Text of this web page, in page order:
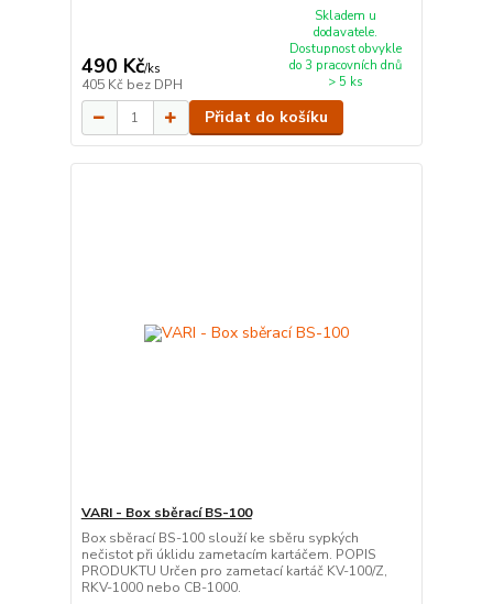
490 Kč/ks
405 Kč bez DPH
Skladem u
dodavatele.
Dostupnost obvykle
do 3 pracovních dnů
> 5 ks
Přidat do košíku
VARI - Box sběrací BS-100
Box sběrací BS-100 slouží ke sběru sypkých
nečistot při úklidu zametacím kartáčem. POPIS
PRODUKTU Určen pro zametací kartáč KV-100/Z,
RKV-1000 nebo CB-1000.